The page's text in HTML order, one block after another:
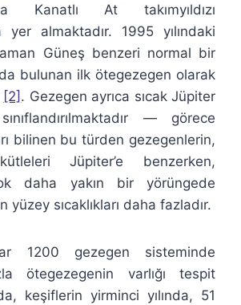
Kanatlı At takımyıldızı
yer almaktadır. 1995 yılındaki
Güneş benzeri normal bir
bulunan ilk ötegezegen olarak
[2] . Gezegen ayrıca sıcak Jüpiter
— görece
bilinen bu türden gezegenlerin,
Jüpiter’e benzerken,
daha yakın bir yörüngede
yüzey sıcaklıkları daha fazladır.
1200 gezegen sisteminde
ötegezegenin varlığı tespit
keşiflerin yirminci yılında, 51